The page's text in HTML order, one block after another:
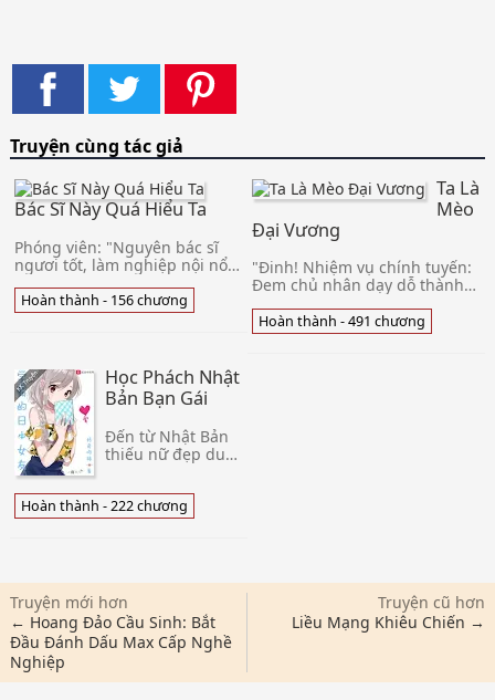
Truyện cùng tác giả
Bác Sĩ Này Quá Hiểu Ta
Phóng viên: "Nguyên bác sĩ
ngươi tốt, làm nghiệp nội nổi
hỏi nhân sinh của ngươi
tuyên ngôn là cái gì?" Nguyên
Hoàn thành - 156 chương
Ta Là
Mèo
Đại Vương
"Đinh! Nhiệm vụ chính tuyến:
Đem chủ nhân dạy dỗ thành
địa nghe trong đầu thứ chín
mươi chín lần hệ thống thanh
Hoàn thành - 491 chương
Học Phách Nhật
Bản Bạn Gái
Đến từ Nhật Bản
thiếu nữ đẹp du
Rika, tại phụ thân
an bài hạ ký túc
đến trong nhà
Hoàn thành - 222 chương
Truyện mới hơn
← Hoang Đảo Cầu Sinh: Bắt
Đầu Đánh Dấu Max Cấp Nghề
Nghiệp
Truyện cũ hơn
Liều Mạng Khiêu Chiến →